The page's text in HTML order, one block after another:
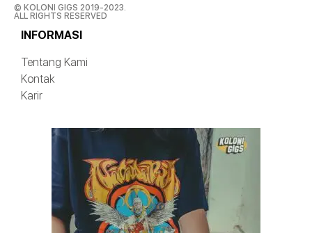
© KOLONI GIGS 2019-2023.
ALL RIGHTS RESERVED
INFORMASI
Tentang Kami
Kontak
Karir